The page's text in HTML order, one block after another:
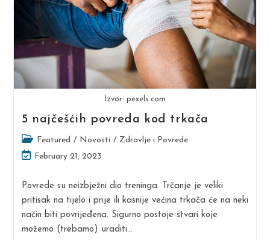
Izvor: pexels.com
5 najčešćih povreda kod trkača
Post
category:
Featured / Novosti / Zdravlje i Povrede
Post
modified:
February 21, 2023
Povrede su neizbježni dio treninga. Trčanje je veliki
pritisak na tijelo i prije ili kasnije većina trkača će na neki
način biti povrijeđena. Sigurno postoje stvari koje
možemo (trebamo) uraditi…